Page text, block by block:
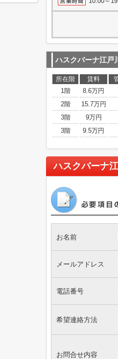
ハスクバーナ江戸
所在階 賃料
1階
8.6万円
2階
15.7万円
3階
9万円
3階
9.5万円
ハスクバーナ
お名前
メールアドレス
電話番号
希望連絡方法
お問合せ内容